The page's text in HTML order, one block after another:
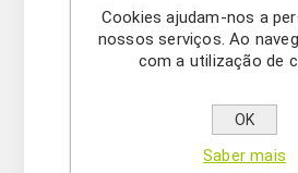
CARACTERÍSTICAS
-Teste ELISA quantitativo
de tira de quebra única com
-Limite de deteção
-Faixa de quantificação:
Cookies ajudam-nos a
nossos serviços. Ao
com a utilização de
OK
Saber mais